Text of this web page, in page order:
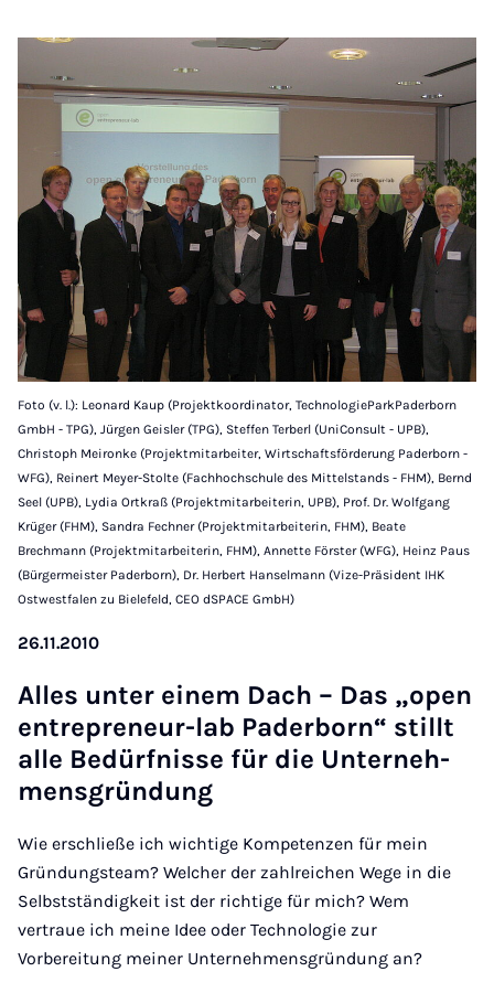
Foto (v. l.): Leonard Kaup (Projektkoordinator, TechnologieParkPaderborn
GmbH - TPG), Jürgen Geisler (TPG), Steffen Terberl (UniConsult - UPB),
Christoph Meironke (Projektmitarbeiter, Wirtschaftsförderung Paderborn -
WFG), Reinert Meyer-Stolte (Fachhochschule des Mittelstands - FHM), Bernd
Seel (UPB), Lydia Ortkraß (Projektmitarbeiterin, UPB), Prof. Dr. Wolfgang
Krüger (FHM), Sandra Fechner (Projektmitarbeiterin, FHM), Beate
Brechmann (Projektmitarbeiterin, FHM), Annette Förster (WFG), Heinz Paus
(Bürgermeister Paderborn), Dr. Herbert Hanselmann (Vize-Präsident IHK
Ostwestfalen zu Bielefeld, CEO dSPACE GmbH)
26.11.2010
Al­les un­ter ei­nem Dach – Das „o­pen
entre­pre­neur-lab Pa­der­born“ stillt
al­le Be­dürf­nis­se für die Un­ter­neh­
mens­grün­dung
Wie erschließe ich wichtige Kompetenzen für mein
Gründungsteam? Welcher der zahlreichen Wege in die
Selbstständigkeit ist der richtige für mich? Wem
vertraue ich meine Idee oder Technologie zur
Vorbereitung meiner Unternehmensgründung an?